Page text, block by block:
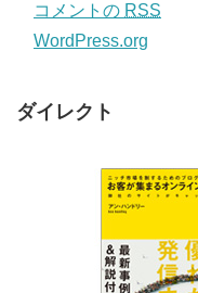
コメントの RSS
WordPress.org
ダイレクト